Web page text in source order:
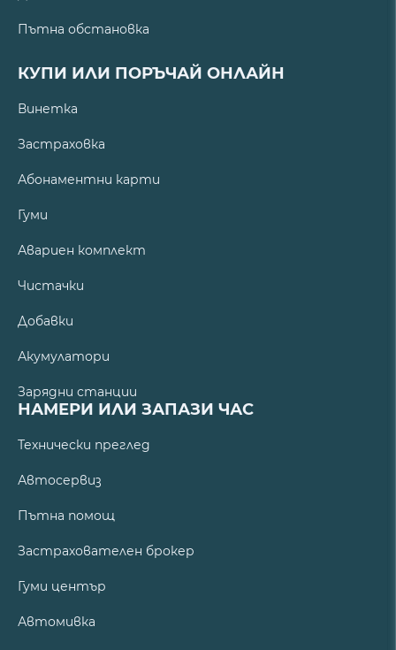
Пътна обстановка
КУПИ ИЛИ ПОРЪЧАЙ ОНЛАЙН
Винетка
Застраховка
Абонаментни карти
Гуми
Авариен комплект
Чистачки
Добавки
Акумулатори
Зарядни станции
НАМЕРИ ИЛИ ЗАПАЗИ ЧАС
Технически преглед
Автосервиз
Пътна помощ
Застрахователен брокер
Гуми център
Автомивка